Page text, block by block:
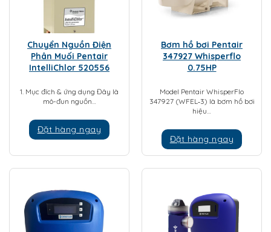
Chuyển Nguồn Điện
Phân Muối Pentair
IntelliChlor 520556
1. Mục đích & ứng dụng Đây là
mô-đun nguồn…
Đặt hàng ngay
Bơm hồ bơi Pentair
347927 Whisperflo
0.75HP
Model Pentair WhisperFlo
347927 (WFEL‑3) là bơm hồ bơi
hiệu…
Đặt hàng ngay